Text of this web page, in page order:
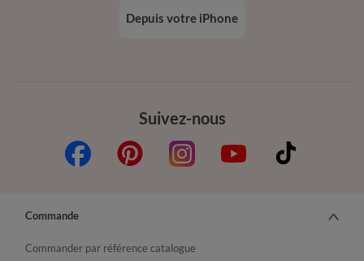
Suivez-nous
Depuis votre iPhone
Commande
Commander par référence catalogue